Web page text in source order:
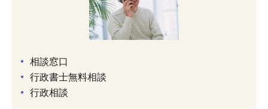
相談窓口
行政書士無料相談
行政相談